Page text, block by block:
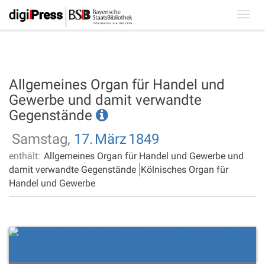
Allgemeines Organ für Handel und
Gewerbe und damit verwandte
Gegenstände
Samstag, 17. März 1849
enthält: Allgemeines Organ für Handel und Gewerbe und
damit verwandte Gegenstände Kölnisches Organ für
Handel und Gewerbe